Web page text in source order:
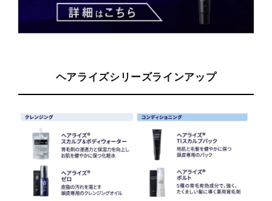
ヘアライズシリーズラインアップ